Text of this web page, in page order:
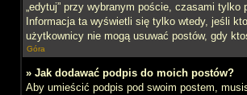
„edytuj” przy wybranym poście, czasami
Informacja ta wyświetli się tylko wtedy, jeśli
użytkownicy nie mogą usuwać postów, gdy
Góra
» Jak dodawać podpis do moich postów?
Aby umieścić podpis pod swoim postem,